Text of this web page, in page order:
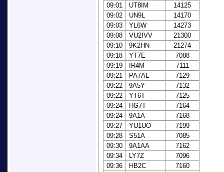
09:01
UT8IM
14125
09:02
UN9L
14170
09:03
YL6W
14273
09:08
VU2IVV
21300
09:10
9K2HN
21274
09:18
YT7E
7088
09:19
IR4M
7111
09:21
PA7AL
7129
09:22
9A5Y
7132
09:22
YT6T
7125
09:24
HG7T
7164
09:24
9A1A
7168
09:27
YU1UO
7199
09:28
S51A
7085
09:30
9A1AA
7162
09:34
LY7Z
7096
09:36
HB2C
7160